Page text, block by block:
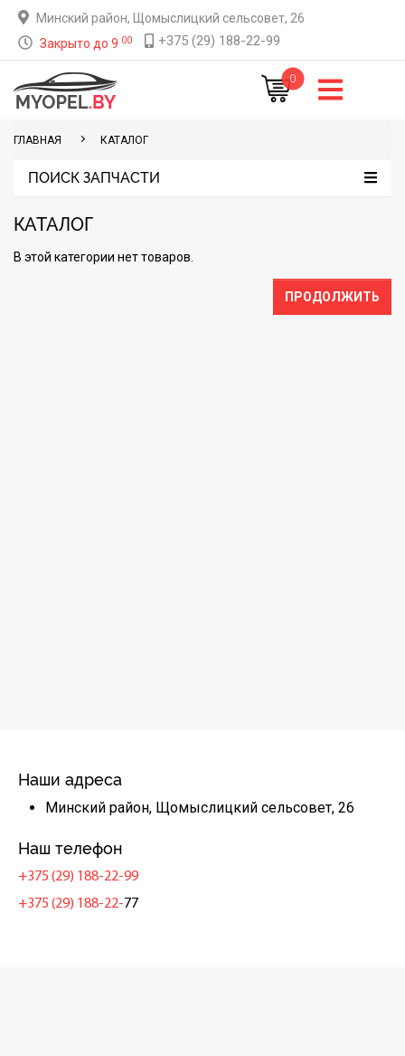
Минский район, Щомыслицкий сельсовет, 26
Закрыто до 9 00 +375 (29) 188-22-99
0
ГЛАВНАЯ КАТАЛОГ
ПОИСК ЗАПЧАСТИ
КАТАЛОГ
В этой категории нет товаров.
ПРОДОЛЖИТЬ
Наши адреса
Минский район, Щомыслицкий сельсовет, 26
Наш телефон
+375 (29) 188-22-99
+375 (29) 188-22-77